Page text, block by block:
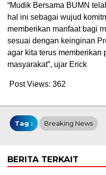
“Mudik Bersama BUMN
hal ini sebagai wujud
memberikan manfaat bagi
sesuai dengan keinginan
agar kita terus memberikan
masyarakat”, ujar Erick
Post Views: 362
Tag : Breaking News
BERITA TERKAIT